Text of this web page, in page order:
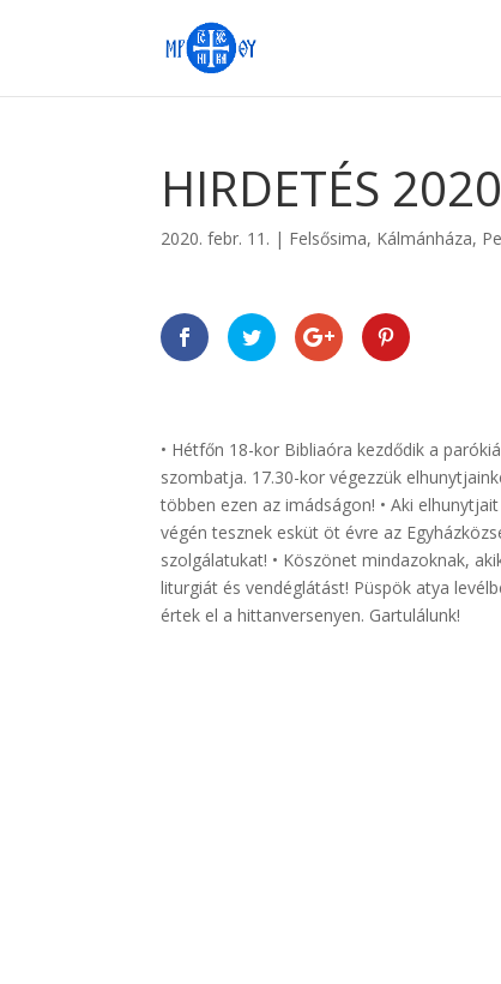
HIRDETÉS
2020. febr. 11. | Felsősima, Kálmánháza,
• Hétfőn 18-kor Bibliaóra kezdődik a
szombatja. 17.30-kor végezzük
többen ezen az imádságon! • Aki
végén tesznek esküt öt évre az
szolgálatukat! • Köszönet mindazoknak,
liturgiát és vendéglátást! Püspök atya
értek el a hittanversenyen. Gartulálunk!